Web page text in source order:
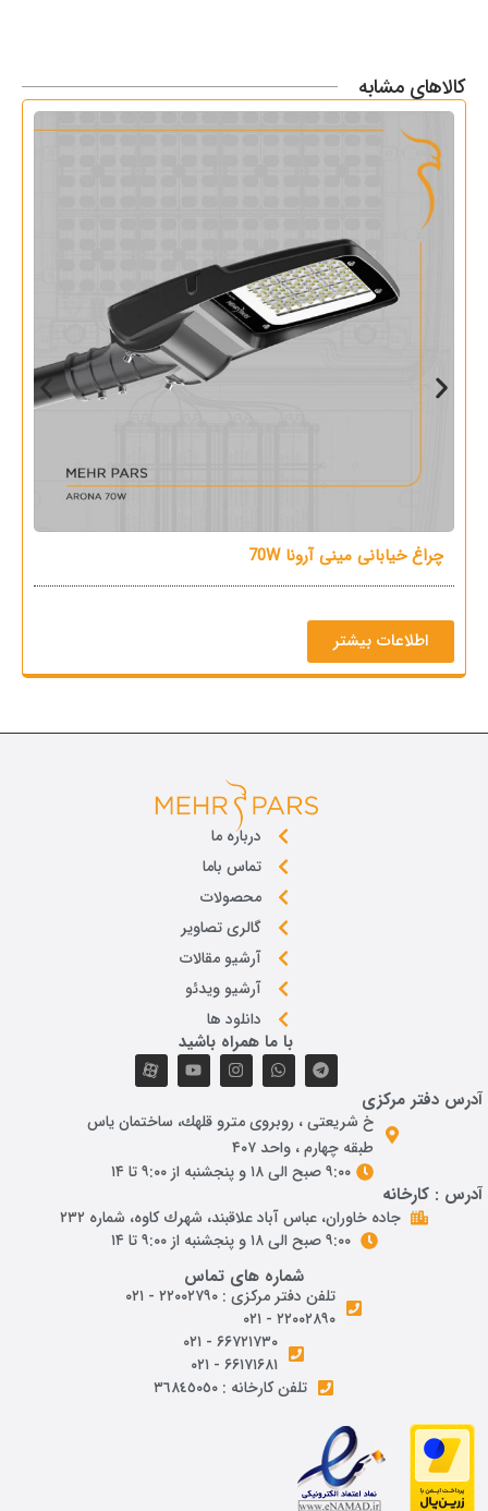
کالاهای مشابه
چراغ خیابانی مینی آرونا 70W
اطلاعات بیشتر
درباره ما
تماس باما
محصولات
گالری تصاویر
آرشیو مقالات
آرشیو ویدئو
دانلود ها
با ما همراه باشید
دفتر مرکزی
خ شريعتی ، روبروی مترو قلهك، ساختمان ياس
طبقه چهارم ، واحد ۴۰۷
۹:۰۰ صبح الی ۱۸ و پنجشنبه از ۹:۰۰ تا ۱۴
: کارخانه
جاده خاوران، عباس آباد علاقبند، شهرك كاوه، شماره ٢٣٢
۹:۰۰ صبح الی ۱۸ و پنجشنبه از ۹:۰۰ تا ۱۴
شماره های تماس
تلفن دفتر مرکزی : ۲۲۰۰۲۷۹۰ - ۰۲۱
۲۲۰۰۲۸۹۰ - ۰۲۱
۶۶۷۲۱۷۳۰ - ۰۲۱
۶۶۱۷۱۶۸۱ - ۰۲۱
تلفن کارخانه : ٣٦٨٤٥٠٥٠